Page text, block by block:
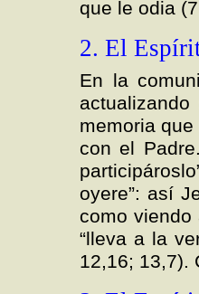
que le odia
2. El
En la
memoria
con el
oyere”: así
como
“lleva a la
12,16; 13,7).